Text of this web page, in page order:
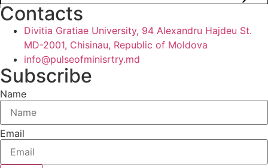
Contacts
Divitia Gratiae University, 94 Alexandru Hajdeu St.
MD-2001, Chisinau, Republic of Moldova
info@pulseofminisrtry.md
Subscribe
Name
Email